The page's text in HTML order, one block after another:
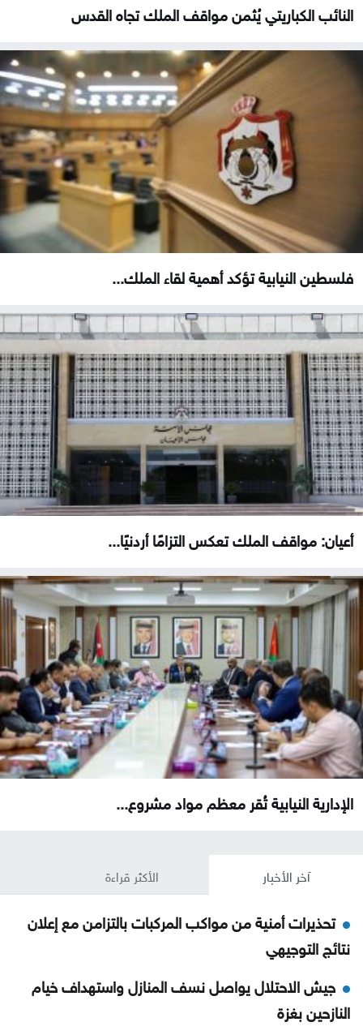
النائب الكباريتي يُثمن مواقف الملك تجاه القدس
فلسطين النيابية تؤكد أهمية لقاء الملك...
أعيان: مواقف الملك تعكس التزامًا أردنيًا...
الإدارية النيابية تُقر معظم مواد مشروع...
آخر الأخبار الأكثر قراءة
تحذيرات أمنية من مواكب المركبات بالتزامن مع إعلان
نتائج التوجيهي
جيش الاحتلال يواصل نسف المنازل واستهداف خيام
النازحين بغزة